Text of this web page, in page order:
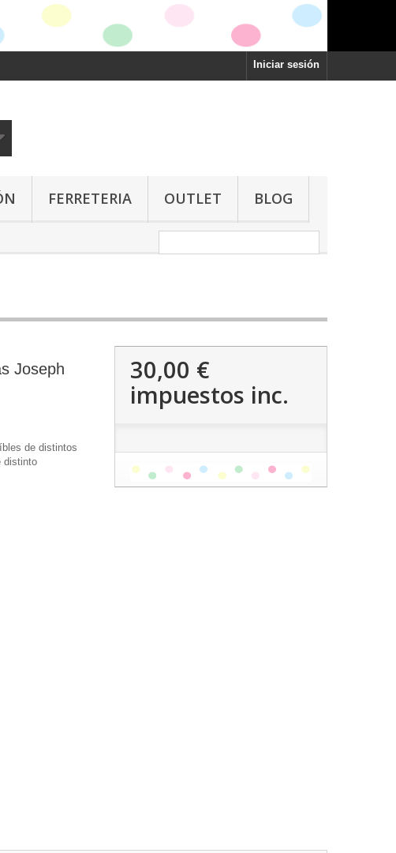
Iniciar sesión
FERRETERIA OUTLET BLOG
Joseph
de distintos
distinto
30,00 €
impuestos inc.